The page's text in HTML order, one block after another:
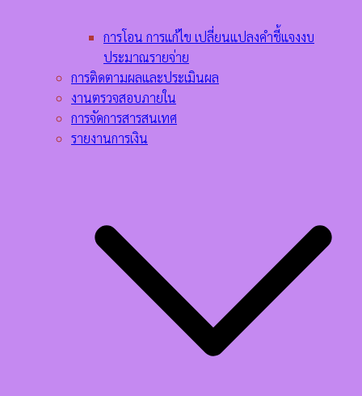
การโอน การแก้ไข เปลี่ยนแปลงคำชี้แจงงบ
ประมาณรายจ่าย
การติดตามผลและประเมินผล
งานตรวจสอบภายใน
การจัดการสารสนเทศ
รายงานการเงิน